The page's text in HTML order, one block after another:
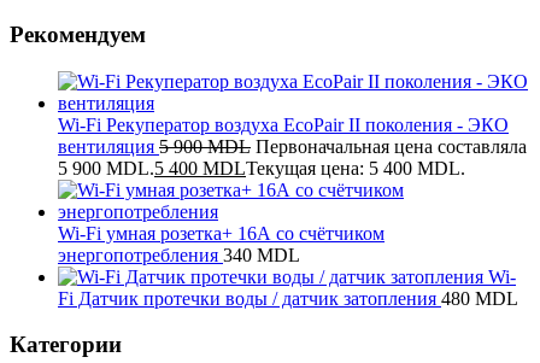
Рекомендуем
Wi-Fi Рекуператор воздуха EcoPair II поколения - ЭКО
вентиляция 5 900MDL Первоначальная цена составляла
5 900 MDL.5 400 MDLТекущая цена: 5 400 MDL.
Wi-Fi умная розетка+ 16А со счётчиком
энергопотребления 340 MDL
Wi-
Fi Датчик протечки воды / датчик затопления 480 MDL
Категории